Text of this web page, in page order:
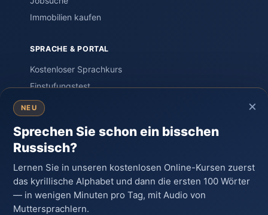
Immobilien kaufen
SPRACHE & PORTAL
Kostenloser Sprachkurs
Einstufungstest
Sprachreisen
PORTAL – Community
Wissen & Ratgeber
Russland-Knigge
Kontakt
×
NEU
Sprechen Sie schon ein bisschen
Russisch?
Lernen Sie in unseren kostenlosen Online-Kursen zuerst
das kyrillische Alphabet und dann die ersten 100 Wörter
— in wenigen Minuten pro Tag, mit Audio von
Muttersprachlern.